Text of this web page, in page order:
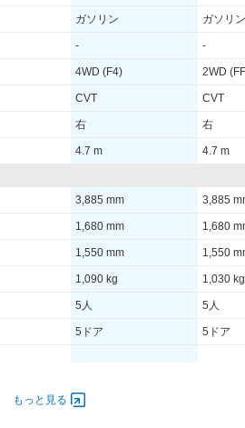
ガソリン ガソリン
- -
4WD (F4) 2WD
CVT CVT
右 右
4.7 m 4.7 m
3,885 mm 3,885
1,680 mm 1,680
1,550 mm 1,550
1,090 kg 1,030 kg
5人 5人
5ドア 5ドア
もっと見る